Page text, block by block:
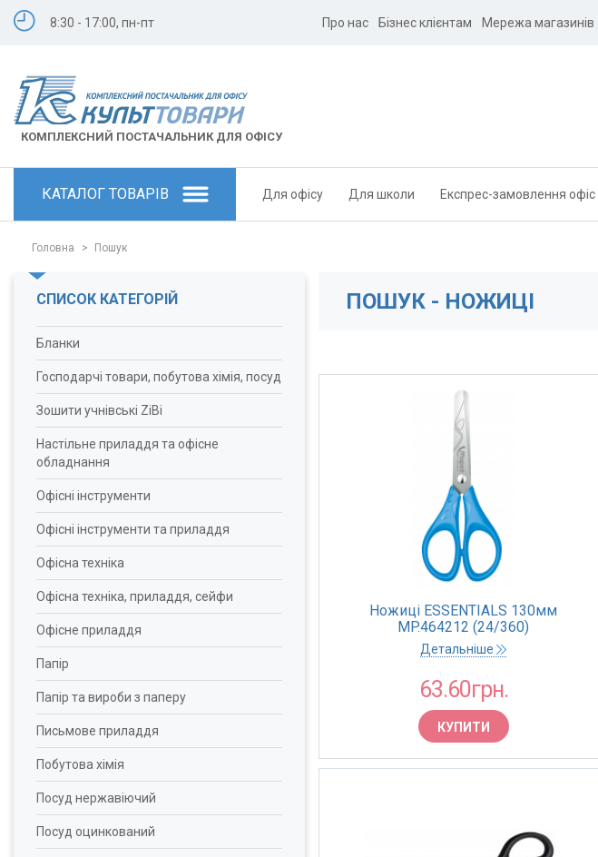
8:30 - 17:00, пн-пт Про нас Бізнес клієнтам Мережа магазинів
КОМПЛЕКСНИЙ ПОСТАЧАЛЬНИК ДЛЯ ОФІСУ
КАТАЛОГ ТОВАРІВ Для офісу Для школи Експрес-замовлення офіс
Головна > Пошук
СПИСОК КАТЕГОРІЙ
Бланки
Господарчі товари, побутова хімія, посуд
Зошити учнівські ZiBi
Настільне приладдя та офісне
обладнання
Офісні інструменти
Офісні інструменти та приладдя
Офісна техніка
Офісна техніка, приладдя, сейфи
Офісне приладдя
Папір
Папір та вироби з паперу
Письмове приладдя
Побутова хімія
Посуд нержавіючий
Посуд оцинкований
ПОШУК - НОЖИЦІ
Ножиці ESSENTIALS 130мм
MP.464212 (24/360)
Детальніше
63.60грн.
КУПИТИ